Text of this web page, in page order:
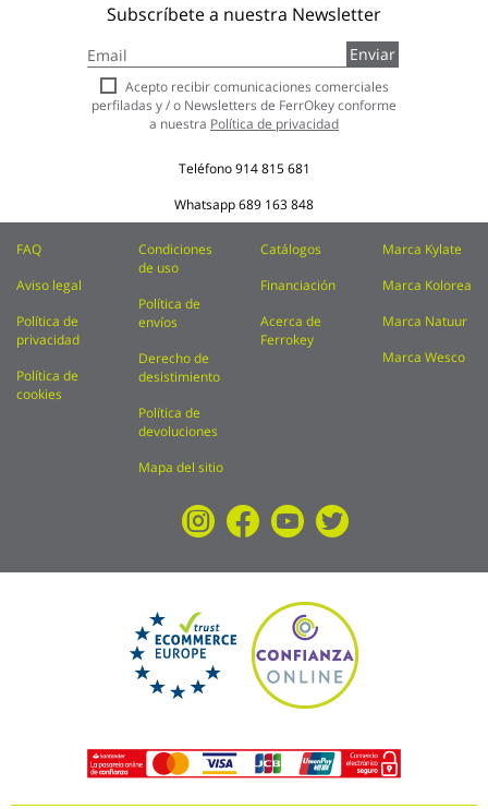
Subscríbete a nuestra Newsletter
a
nuestro
boletín
de
Enviar
Acepto recibir comunicaciones comerciales
perfiladas y / o Newsletters de FerrOkey conforme
a nuestra Política de privacidad
Teléfono914 815 681
Whatsapp689 163 848
FAQ
Aviso legal
Política de
privacidad
Política de
cookies
Condiciones
de uso
Política de
envíos
Derecho de
desistimiento
Política de
devoluciones
Mapa del sitio
Catálogos
Financiación
Acerca de
Ferrokey
Marca Kylate
Marca Kolorea
Marca Natuur
Marca Wesco